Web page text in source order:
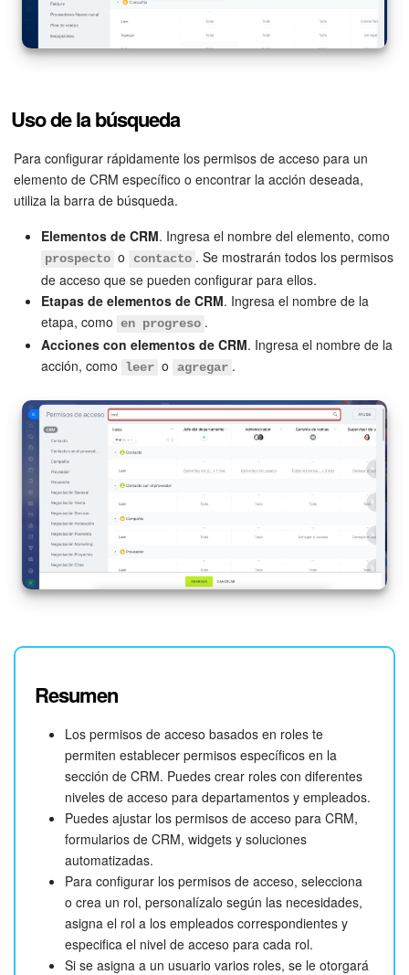
Uso de la búsqueda
Para configurar rápidamente los permisos de acceso para un
elemento de CRM específico o encontrar la acción deseada,
utiliza la barra de búsqueda.
Elementos de CRM. Ingresa el nombre del elemento, como
prospecto o contacto . Se mostrarán todos los permisos
de acceso que se pueden configurar para ellos.
Etapas de elementos de CRM. Ingresa el nombre de la
etapa, como en progreso .
Acciones con elementos de CRM. Ingresa el nombre de la
acción, como
leer o agregar .
Resumen
Los permisos de acceso basados en roles te
permiten establecer permisos específicos en la
sección de CRM. Puedes crear roles con diferentes
niveles de acceso para departamentos y empleados.
Puedes ajustar los permisos de acceso para CRM,
formularios de CRM, widgets y soluciones
automatizadas.
Para configurar los permisos de acceso, selecciona
o crea un rol, personalízalo según las necesidades,
asigna el rol a los empleados correspondientes y
especifica el nivel de acceso para cada rol.
Si se asigna a un usuario varios roles, se le otorgará